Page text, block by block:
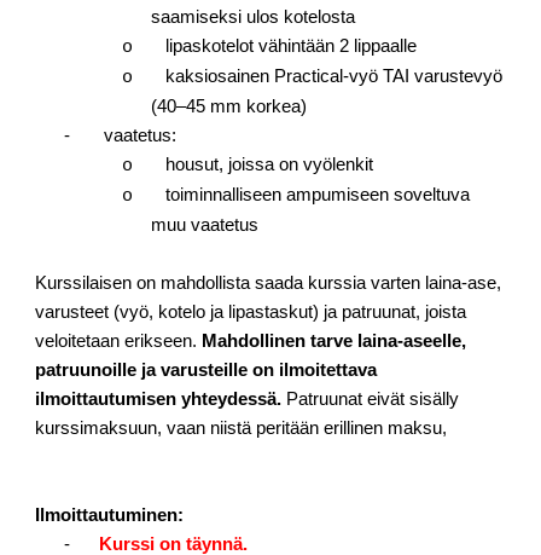
saamiseksi ulos kotelosta
o
lipaskotelot vähintään 2 lippaalle
o kaksiosainen Practical-vyö TAI varustevyö
(40–45 mm korkea)
- vaatetus:
o housut, joissa on vyölenkit
otoiminnalliseen ampumiseen soveltuva
muu vaatetus
Kurssilaisen on mahdollista saada kurssia varten laina-ase,
varusteet (vyö, kotelo ja lipastaskut) ja patruunat, joista
veloitetaan erikseen. Mahdollinen tarve laina-aseelle,
patruunoille ja varusteille on ilmoitettava
ilmoittautumisen yhteydessä. Patruunat eivät sisälly
kurssimaksuun, vaan niistä peritään erillinen maksu,
Ilmoittautuminen:
-
Kurssi on täynnä.